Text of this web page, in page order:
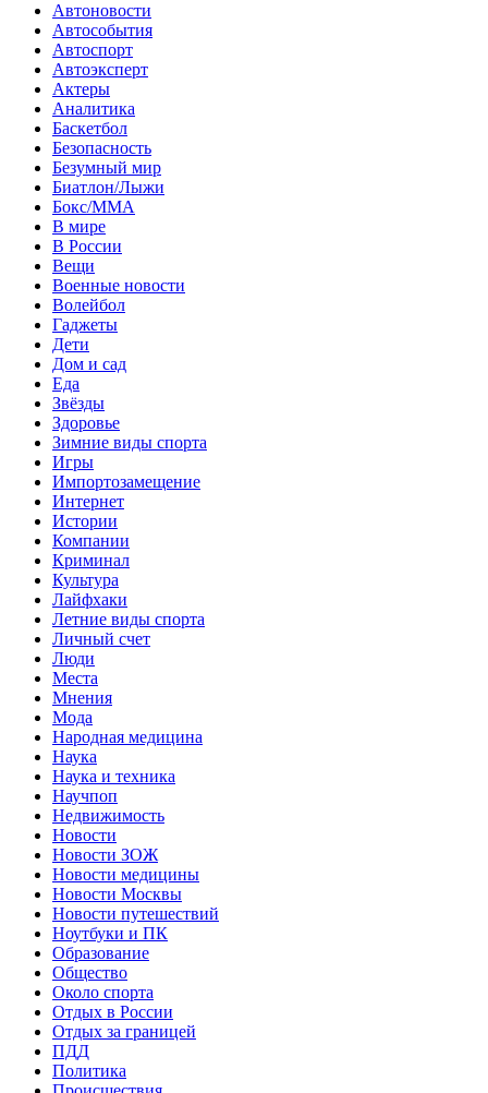
Автоновости
Автособытия
Автоспорт
Автоэксперт
Актеры
Аналитика
Баскетбол
Безопасность
Безумный мир
Биатлон/Лыжи
Бокс/MMA
В мире
В России
Вещи
Военные новости
Волейбол
Гаджеты
Дети
Дом и сад
Еда
Звёзды
Здоровье
Зимние виды спорта
Игры
Импортозамещение
Интернет
Истории
Компании
Криминал
Культура
Лайфхаки
Летние виды спорта
Личный счет
Люди
Места
Мнения
Мода
Народная медицина
Наука
Наука и техника
Научпоп
Недвижимость
Новости
Новости ЗОЖ
Новости медицины
Новости Москвы
Новости путешествий
Ноутбуки и ПК
Образование
Общество
Около спорта
Отдых в России
Отдых за границей
ПДД
Политика